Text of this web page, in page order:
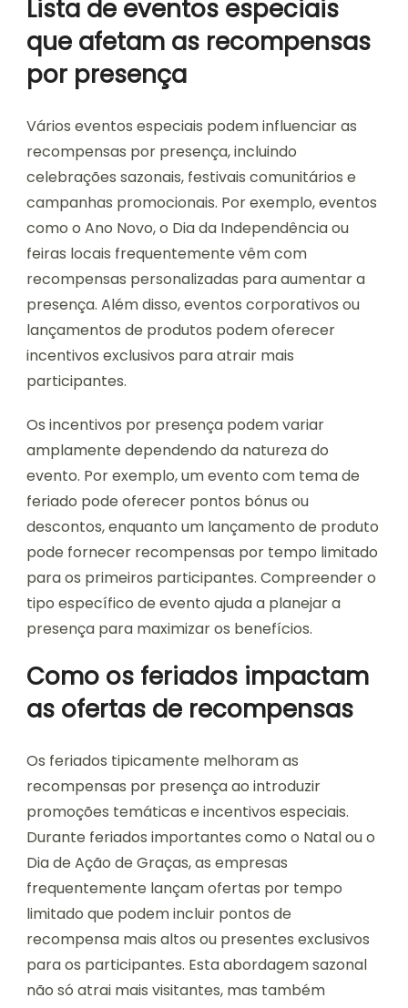
Lista de eventos especiais
que afetam as recompensas
por presença
Vários eventos especiais podem influenciar as
recompensas por presença, incluindo
celebrações sazonais, festivais comunitários e
campanhas promocionais. Por exemplo, eventos
como o Ano Novo, o Dia da Independência ou
feiras locais frequentemente vêm com
recompensas personalizadas para aumentar a
presença. Além disso, eventos corporativos ou
lançamentos de produtos podem oferecer
incentivos exclusivos para atrair mais
participantes.
Os incentivos por presença podem variar
amplamente dependendo da natureza do
evento. Por exemplo, um evento com tema de
feriado pode oferecer pontos bónus ou
descontos, enquanto um lançamento de produto
pode fornecer recompensas por tempo limitado
para os primeiros participantes. Compreender o
tipo específico de evento ajuda a planejar a
presença para maximizar os benefícios.
Como os feriados impactam
as ofertas de recompensas
Os feriados tipicamente melhoram as
recompensas por presença ao introduzir
promoções temáticas e incentivos especiais.
Durante feriados importantes como o Natal ou o
Dia de Ação de Graças, as empresas
frequentemente lançam ofertas por tempo
limitado que podem incluir pontos de
recompensa mais altos ou presentes exclusivos
para os participantes. Esta abordagem sazonal
não só atrai mais visitantes, mas também